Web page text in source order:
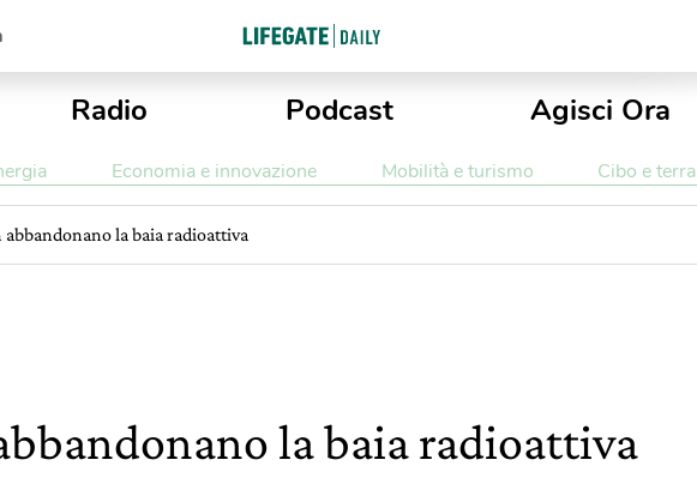
Radio Podcast Agisci Ora
Economia e innovazione Mobilità e turismo Cibo e terra
la baia radioattiva
la baia radioattiva